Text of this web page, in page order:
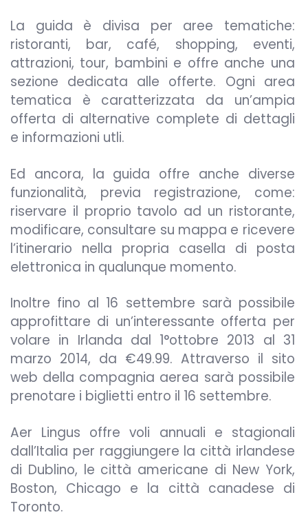
La guida è divisa per aree tematiche:
ristoranti, bar, café, shopping, eventi,
attrazioni, tour, bambini e offre anche una
sezione dedicata alle offerte. Ogni area
tematica è caratterizzata da un’ampia
offerta di alternative complete di dettagli
e informazioni utli.
Ed ancora, la guida offre anche diverse
funzionalità, previa registrazione, come:
riservare il proprio tavolo ad un ristorante,
modificare, consultare su mappa e ricevere
l’itinerario nella propria casella di posta
elettronica in qualunque momento.
Inoltre fino al 16 settembre sarà possibile
approfittare di un’interessante offerta per
volare in Irlanda dal 1°ottobre 2013 al 31
marzo 2014, da €49.99. Attraverso il sito
web della compagnia aerea sarà possibile
prenotare i biglietti entro il 16 settembre.
Aer Lingus offre voli annuali e stagionali
dall’Italia per raggiungere la città irlandese
di Dublino, le città americane di New York,
Boston, Chicago e la città canadese di
Toronto.